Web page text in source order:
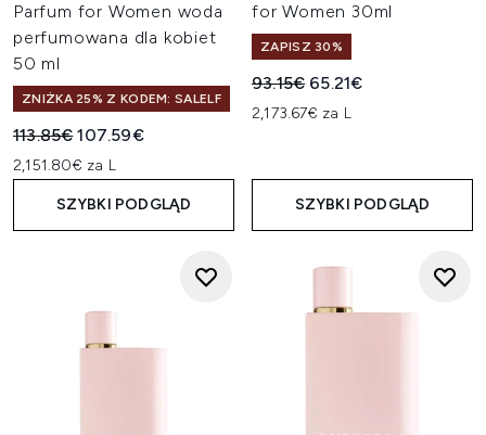
Parfum for Women woda
perfumowana dla kobiet
50 ml
ZNIŻKA 25% Z KODEM: SALELF
Sugerowana cena detaliczna:
113.85€Aktualna cena:
107.59€
2,151.80€ za L
SZYBKI PODGLĄD
for Women 30ml
ZAPISZ 30%
Sugerowana cena
93.15€ Aktualna cena:
65.21€
2,173.67€ za L
SZYBKI PODGLĄD